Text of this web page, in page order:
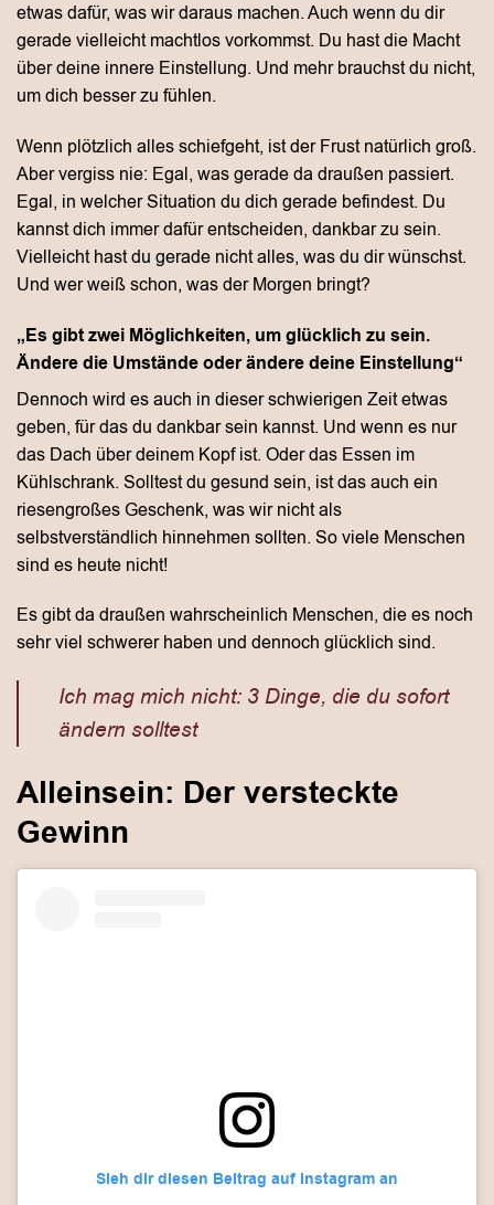
etwas dafür, was wir daraus machen. Auch wenn du dir
gerade vielleicht machtlos vorkommst. Du hast die Macht
über deine innere Einstellung. Und mehr brauchst du nicht,
um dich besser zu fühlen.
Wenn plötzlich alles schiefgeht, ist der Frust natürlich groß.
Aber vergiss nie: Egal, was gerade da draußen passiert.
Egal, in welcher Situation du dich gerade befindest. Du
kannst dich immer dafür entscheiden, dankbar zu sein.
Vielleicht hast du gerade nicht alles, was du dir wünschst.
Und wer weiß schon, was der Morgen bringt?
„Es gibt zwei Möglichkeiten, um glücklich zu sein.
Ändere die Umstände oder ändere deine Einstellung“
Dennoch wird es auch in dieser schwierigen Zeit etwas
geben, für das du dankbar sein kannst. Und wenn es nur
das Dach über deinem Kopf ist. Oder das Essen im
Kühlschrank. Solltest du gesund sein, ist das auch ein
riesengroßes Geschenk, was wir nicht als
selbstverständlich hinnehmen sollten. So viele Menschen
sind es heute nicht!
Es gibt da draußen wahrscheinlich Menschen, die es noch
sehr viel schwerer haben und dennoch glücklich sind.
Ich mag mich nicht: 3 Dinge, die du sofort
ändern solltest
Alleinsein: Der versteckte
Gewinn
Sieh dir diesen Beitrag auf Instagram an